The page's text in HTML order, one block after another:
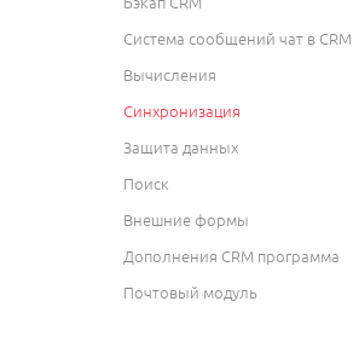
Система сообщений чат в CRM
Вычисления
Синхронизация
Защита данных
Поиск
Внешние формы
Дополнения CRM программа
Почтовый модуль